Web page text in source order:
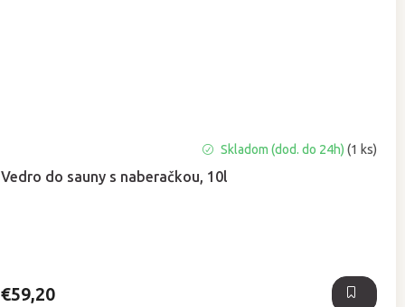
Vedro do sauny s naberačkou, 10l
Skladom (dod. do 24h) (1 ks)
€59,20